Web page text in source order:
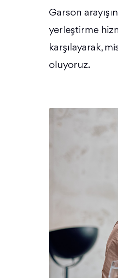
Garson
yerleştirme
karşılayarak,
oluyoruz.